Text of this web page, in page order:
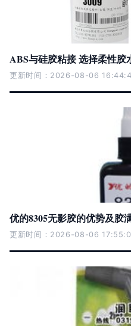
ABS与硅胶粘接 选择柔性胶
更新时间：2026-08-06
优的8305无影胶的优势及胶
更新时间：2026-08-06